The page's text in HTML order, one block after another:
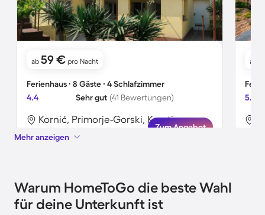
ab 59 € pro Nacht
Ferienhaus ∙ 8 Gäste ∙ 4 Schlafzimmer
4.4
Sehr gut (41 Bewertungen)
Kornić, Primorje-Gorski, Kroatien
Zum Angebot
ab
5.0
Mehr anzeigen
Warum HomeToGo die beste Wahl
für deine Unterkunft ist